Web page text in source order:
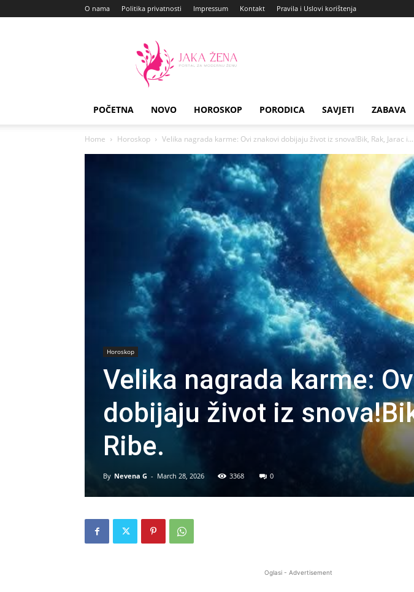
O nama Politika privatnosti Impressum Kontakt Pravila i Uslovi korištenja
Zena
POČETNA NOVO HOROSKOP PORODICA SAVJETI ZABAVA
Home Horoskop Velika nagrada karme: Ovi znakovi dobijaju život iz snova!Bik, Rak, Jarac i...
Horoskop
Velika nagrada karme:
dobijaju život iz
Ribe.
By Nevena G - March 28, 2026 3368 0
Oglasi - Advertisement